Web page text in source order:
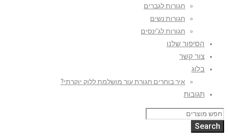
חגורות לגברים
חגורות נשים
חגורות לג’ינסים
הסיפור שלנו
צור קשר
בלוג
איך בוחרים חגורת עור מושלמת ללוק יוקרתי?
תגובות